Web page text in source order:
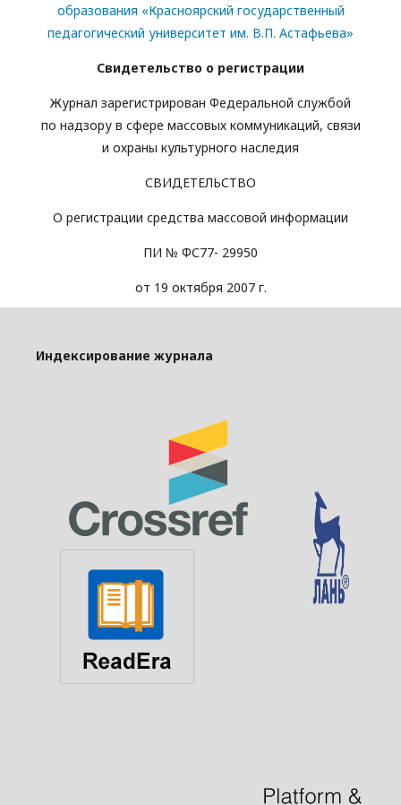
образования «Красноярский государственный
педагогический университет им. В.П. Астафьева»
Свидетельство о регистрации
Журнал зарегистрирован Федеральной службой
по надзору в сфере массовых коммуникаций, связи
и охраны культурного наследия
СВИДЕТЕЛЬСТВО
О регистрации средства массовой информации
ПИ № ФС77- 29950
от 19 октября 2007 г.
Индексирование журнала